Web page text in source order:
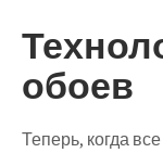
обоев
Теперь, когда